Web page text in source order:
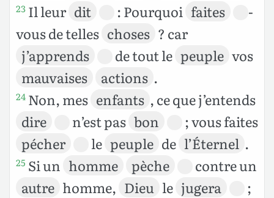
23 Il leur dit : Pourquoi faites
-
vous de telles choses ? car
j’apprends
de tout le peuple vos
mauvaises
actions .
24 Non, mes enfants , ce que j’entends
dire
n’est pas bon
; vous faites
pécher
le peuple de l’Éternel .
25 Si un homme pèche
contre un
autre homme, Dieu le jugera
;